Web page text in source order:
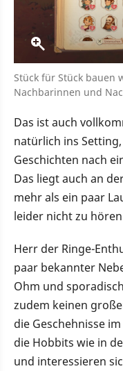
Stück für Stück bauen
Nachbarinnen und
Das ist auch
natürlich ins
Geschichten nach
Das liegt auch an
mehr als ein paar
leider nicht zu
Herr der Ringe-
paar bekannter
Ohm und
zudem keinen
die Geschehnisse
die Hobbits wie in
und interessieren